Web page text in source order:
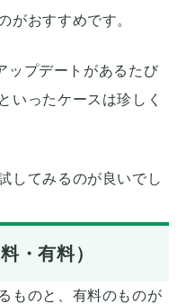
がおすすめです。
ップデートがあるたび
いったケースは珍しく
してみるのが良いでし
・有料）
ものと、有料のものが